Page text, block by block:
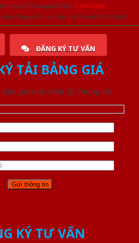
mua đơn hàng lớn hơn 3.000.000đ
khi đăng ký tài khoản thành viên thân thiết
ĐĂNG KÝ TƯ VẤN
TẢI BẢNG GIÁ
giá mới nhất từ chúng tôi
KÝ TƯ VẤN